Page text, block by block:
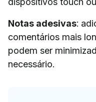
Notas adesivas:
comentários mais
podem ser
necessário.